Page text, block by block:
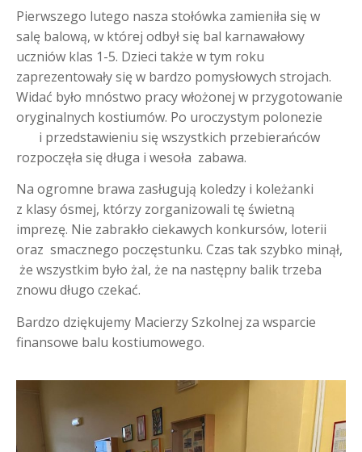
Pierwszego lutego nasza stołówka zamieniła się w
salę balową, w której odbył się bal karnawałowy
uczniów klas 1-5. Dzieci także w tym roku
zaprezentowały się w bardzo pomysłowych strojach.
Widać było mnóstwo pracy włożonej w przygotowanie
oryginalnych kostiumów. Po uroczystym polonezie
i przedstawieniu się wszystkich przebierańców
rozpoczęła się długa i wesoła zabawa.
Na ogromne brawa zasługują koledzy i koleżanki
z klasy ósmej, którzy zorganizowali tę świetną
imprezę. Nie zabrakło ciekawych konkursów, loterii
oraz smacznego poczęstunku. Czas tak szybko minął,
że wszystkim było żal, że na następny balik trzeba
znowu długo czekać.
Bardzo dziękujemy Macierzy Szkolnej za wsparcie
finansowe balu kostiumowego.